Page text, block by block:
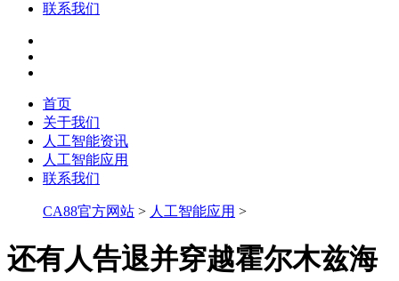
联系我们
首页
关于我们
人工智能资讯
人工智能应用
联系我们
CA88官方网站 > 人工智能应用 >
还有人告退并穿越霍尔木兹海